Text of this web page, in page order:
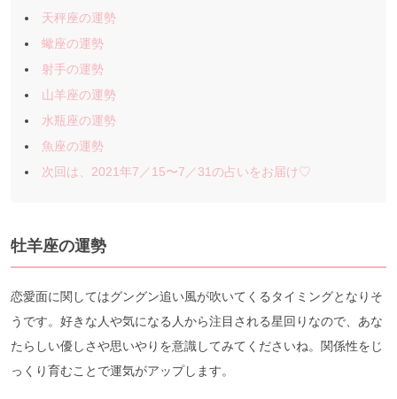
天秤座の運勢
蠍座の運勢
射手の運勢
山羊座の運勢
水瓶座の運勢
魚座の運勢
次回は、2021年7／15〜7／31の占いをお届け♡
牡羊座の運勢
恋愛面に関してはグングン追い風が吹いてくるタイミングとなりそ
うです。好きな人や気になる人から注目される星回りなので、あな
たらしい優しさや思いやりを意識してみてくださいね。関係性をじ
っくり育むことで運気がアップします。